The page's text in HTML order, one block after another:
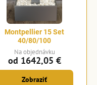
Montpellier 15 Set
40/80/100
Na objednávku
od 1642,05 €
Zobraziť